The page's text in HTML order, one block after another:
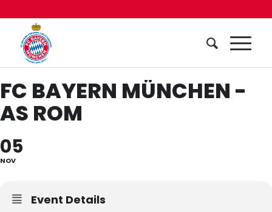
FC BAYERN MÜNCHEN -
AS ROM
05
NOV
Event Details